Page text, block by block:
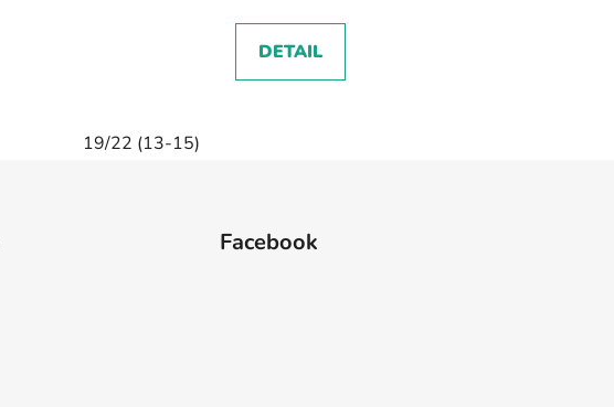
DETAIL
19/22 (13-15)
Facebook